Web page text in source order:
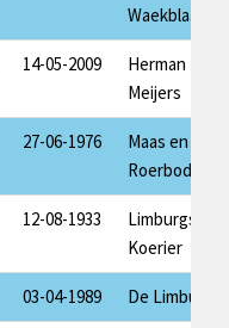
Waekblaad
14-05-2009
Herman
Meijers
27-06-1976
Maas en
Roerbode
12-08-1933
Limburgse
Koerier
03-04-1989 De Limburger